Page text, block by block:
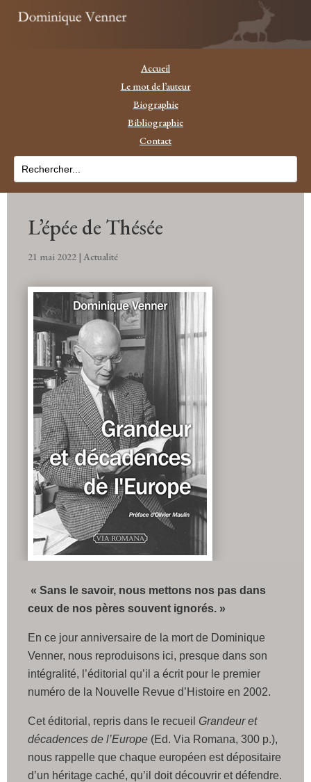
Accueil
Le mot de l’auteur
Biographie
Bibliographie
Contact
L’épée de Thésée
21 mai 2022 | Actualité
« Sans le savoir, nous mettons nos pas dans
ceux de nos pères souvent ignorés. »
En ce jour anniversaire de la mort de Dominique
Venner, nous reproduisons ici, presque dans son
intégralité, l’éditorial qu’il a écrit pour le premier
numéro de la Nouvelle Revue d’Histoire en 2002.
Cet éditorial, repris dans le recueil Grandeur et
décadences de l’Europe (Ed. Via Romana, 300 p.),
nous rappelle que chaque européen est dépositaire
d’un héritage caché, qu’il doit découvrir et défendre.